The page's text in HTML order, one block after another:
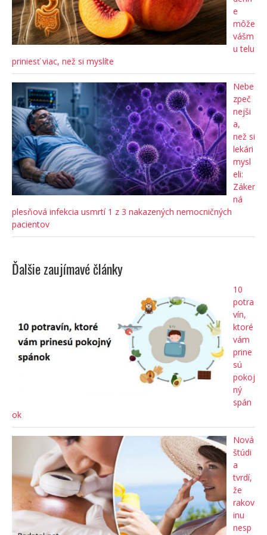
e
môže
vášm
u telu
priniesť viac, než si myslíte
Nebe
zpeč
nejši
a,
než si
lekári
mysl
eli:
Záker
ná
plesňová infekcia usmrtí 1 z 3 nakazených nemocničných
pacientov
Ďalšie zaujímavé články
10
potra
vín,
ktoré
vám
prine
sú
pokoj
ný
spán
ok
Nová
štúdi
a
tvrdí,
že
rakov
inu
nesp